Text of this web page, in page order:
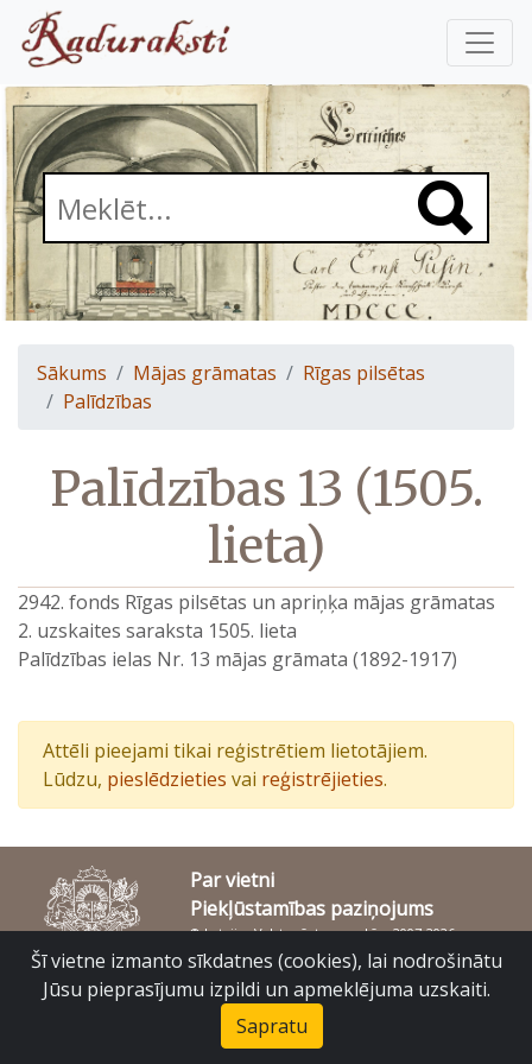
Sākums Mājas grāmatas
Rīgas pilsētas
Palīdzības
Palīdzības 13 (1505.
lieta)
2942. fonds Rīgas pilsētas un apriņķa mājas grāmatas
2. uzskaites saraksta 1505. lieta
Palīdzības ielas Nr. 13 mājas grāmata (1892-1917)
Attēli pieejami tikai reģistrētiem lietotājiem.
Lūdzu, pieslēdzieties vai reģistrējieties.
Par vietni
Piekļūstamības paziņojums
© Latvijas Valsts vēstures arhīvs 2007-2026
Slokas iela 16, Rīga, LV – 1048
Šī vietne izmanto sīkdatnes (cookies), lai nodrošinātu
Jūsu pieprasījumu izpildi un apmeklējuma uzskaiti.
Sapratu